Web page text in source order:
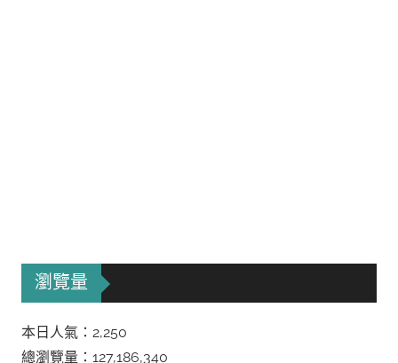
瀏覽量
本日人氣：2,250
總瀏覽量：127,186,340